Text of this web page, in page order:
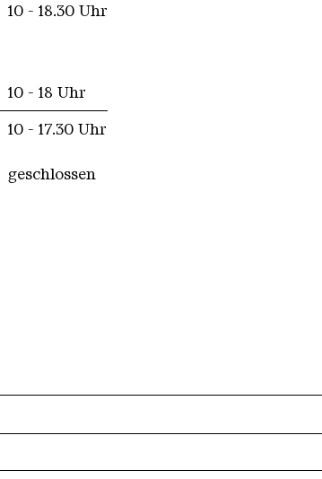
10 - 18.30 Uhr
10 - 18 Uhr
10 - 17.30 Uhr
geschlossen